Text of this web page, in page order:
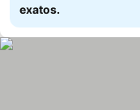
exatos.